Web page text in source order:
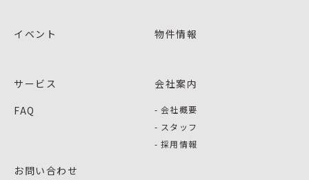
イベント 物件情報
サービス
FAQ
会社案内
会社概要
スタッフ
採用情報
お問い合わせ